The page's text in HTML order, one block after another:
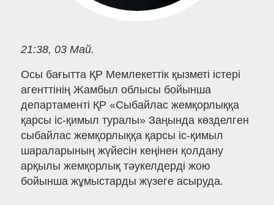
21:38, 03 Май.
Осы бағытта ҚР Мемлекеттік қызметі істері
агенттінің Жамбыл облысы бойынша
департаменті ҚР «Сыбайлас жемқорлыққа
қарсы іс-қимыл туралы» Заңында көзделген
сыбайлас жемқорлыққа қарсы іс-қимыл
шараларының жүйесін кеңінен қолдану
арқылы жемқорлық тәукелдерді жою
бойынша жұмыстарды жүзеге асыруда.